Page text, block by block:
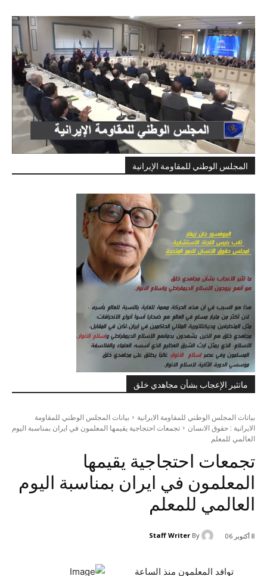
المجلس الوطني للمقاومة الإيرانية
ماتثير الإعجاب بشأن مجاهدي خلق
بيانات المجلس الوطني للمقاومة الايرانية
بيانات المجلس الوطني للمقاومة
الايرانية : حقوق الانسان
تجمعات احتجاجية يقيمها المعلمون في ايران بمناسبة اليوم
العالمي للمعلم
تجمعات احتجاجية يقيمها
المعلمون في ايران بمناسبة اليوم
العالمي للمعلم
8 أكتوبر 06 By
Staff Writer
توافد المعلمون منذ الساعة